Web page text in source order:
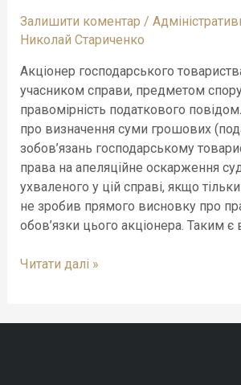
Залишити коментар /
Николай Стариченко
Акціонер господарського
учасником справи, предметом
правомірність податкового
про визначення суми грошових
зобов’язань господарському
права на апеляційне оскарження
ухваленого у цій справі, якщо
не зробив прямого висновку про
обов’язки цього акціонера. Таким є
ППР,
накладеного
на
юрособу
Читати далі »